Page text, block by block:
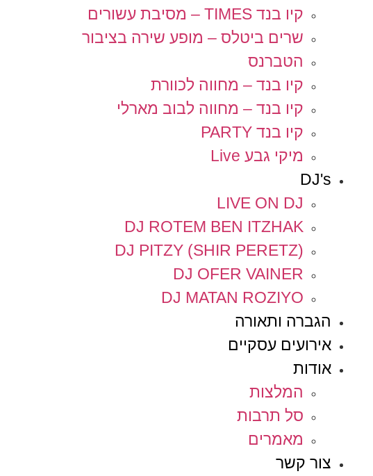
קיו בנד TIMES – מסיבת עשורים
שרים ביטלס – מופע שירה בציבור
הטברנס
קיו בנד – מחווה לכוורת
קיו בנד – מחווה לבוב מארלי
קיו בנד PARTY
מיקי גבע Live
DJ's
LIVE ON DJ
DJ ROTEM BEN ITZHAK
DJ PITZY (SHIR PERETZ)
DJ OFER VAINER
DJ MATAN ROZIYO
הגברה ותאורה
אירועים עסקיים
אודות
המלצות
סל תרבות
מאמרים
צור קשר